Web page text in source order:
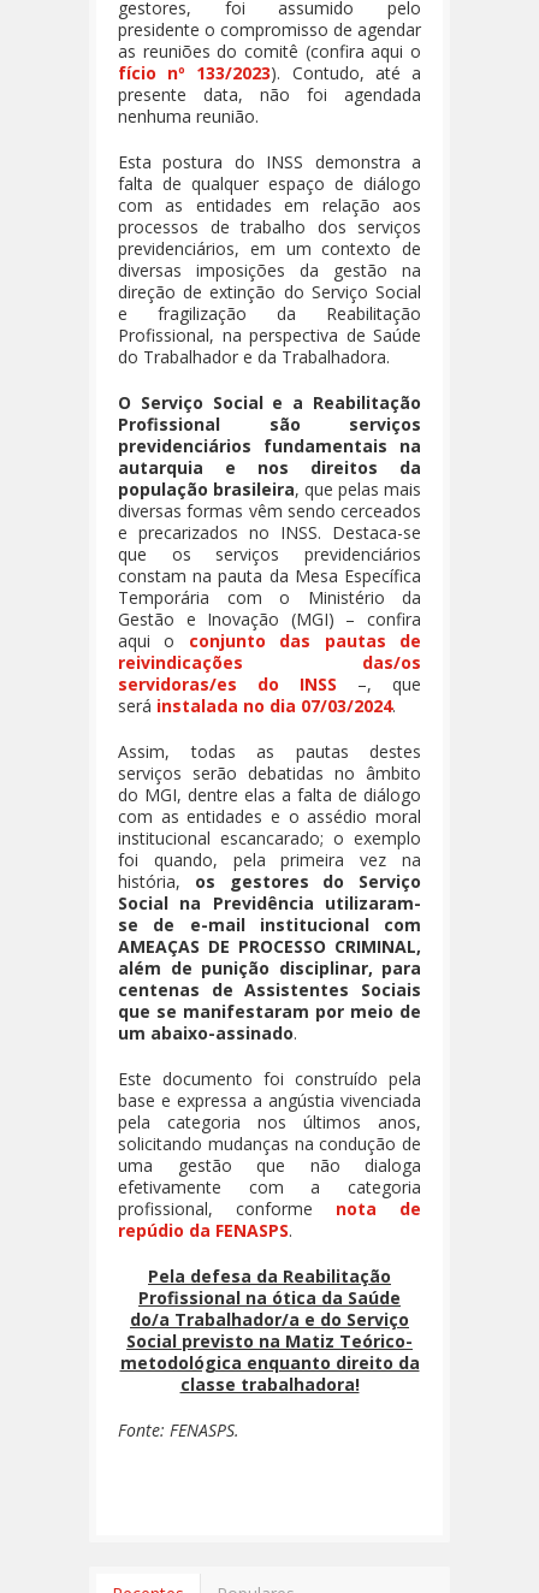
gestores, foi assumido pelo
presidente o compromisso de agendar
as reuniões do comitê (confira aqui o
fício nº 133/2023). Contudo, até a
presente data, não foi agendada
nenhuma reunião.
Esta postura do INSS demonstra a
falta de qualquer espaço de diálogo
com as entidades em relação aos
processos de trabalho dos serviços
previdenciários, em um contexto de
diversas imposições da gestão na
direção de extinção do Serviço Social
e fragilização da Reabilitação
Profissional, na perspectiva de Saúde
do Trabalhador e da Trabalhadora.
O Serviço Social e a Reabilitação
Profissional são serviços
previdenciários fundamentais na
autarquia e nos direitos da
população brasileira, que pelas mais
diversas formas vêm sendo cerceados
e precarizados no INSS. Destaca-se
que os serviços previdenciários
constam na pauta da Mesa Específica
Temporária com o Ministério da
Gestão e Inovação (MGI) – confira
aqui o conjunto das pautas de
reivindicações das/os
servidoras/es do INSS –, que
será instalada no dia 07/03/2024.
Assim, todas as pautas destes
serviços serão debatidas no âmbito
do MGI, dentre elas a falta de diálogo
com as entidades e o assédio moral
institucional escancarado; o exemplo
foi quando, pela primeira vez na
história, os gestores do Serviço
Social na Previdência utilizaram-
se de e-mail institucional com
AMEAÇAS DE PROCESSO CRIMINAL,
além de punição disciplinar, para
centenas de Assistentes Sociais
que se manifestaram por meio de
um abaixo-assinado.
Este documento foi construído pela
base e expressa a angústia vivenciada
pela categoria nos últimos anos,
solicitando mudanças na condução de
uma gestão que não dialoga
efetivamente com a categoria
profissional, conforme nota de
repúdio da FENASPS.
Pela defesa da Reabilitação
Profissional na ótica da Saúde
do/a Trabalhador/a e do Serviço
Social previsto na Matiz Teórico-
metodológica enquanto direito da
classe trabalhadora!
Fonte: FENASPS.